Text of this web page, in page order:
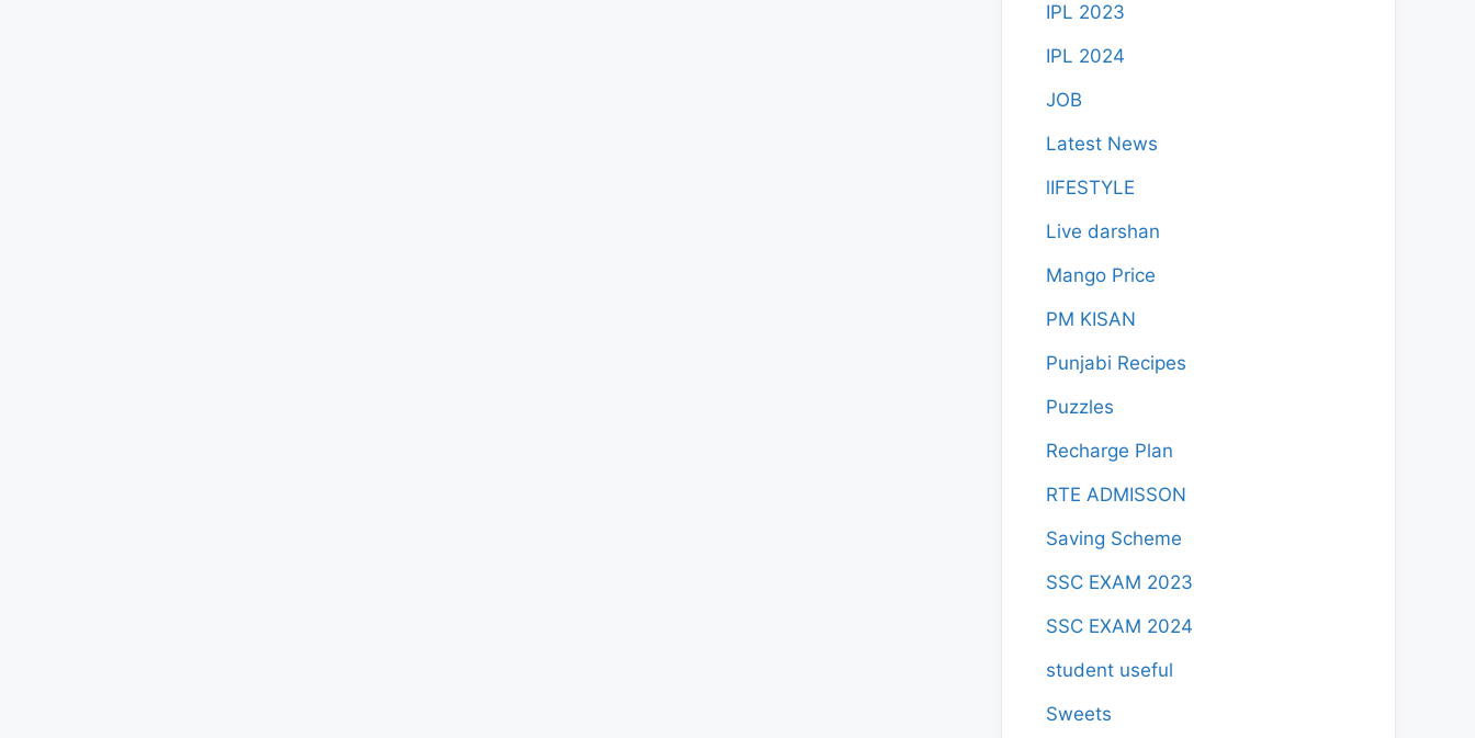
IPL 2023
IPL 2024
JOB
Latest News
lIFESTYLE
Live darshan
Mango Price
PM KISAN
Punjabi Recipes
Puzzles
Recharge Plan
RTE ADMISSON
Saving Scheme
SSC EXAM 2023
SSC EXAM 2024
student useful
Sweets